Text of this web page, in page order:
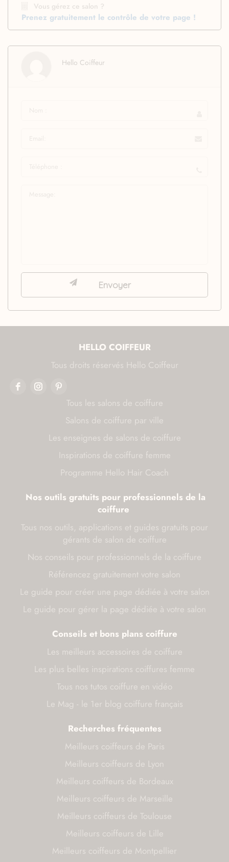
Vous gérez ce salon ?
Prenez gratuitement le contrôle de votre page !
Hello Coiffeur
HELLO COIFFEUR
Tous droits réservés Hello Coiffeur
Tous les salons de coiffure
Salons de coiffure par ville
Les enseignes de salons de coiffure
Inspirations de coiffure femme
Programme Hello Hair Coach
Nos outils gratuits pour professionnels de la
coiffure
Tous nos outils, applications et guides gratuits pour
gérants de salon de coiffure
Nos conseils pour professionnels de la coiffure
Référencez gratuitement votre salon
Le guide pour créer une page dédiée à votre salon
Le guide pour gérer la page dédiée à votre salon
Conseils et bons plans coiffure
Les meilleurs accessoires de coiffure
Les plus belles inspirations coiffures femme
Tous nos tutos coiffure en vidéo
Le Mag - le 1er blog coiffure français
Recherches fréquentes
Meilleurs coiffeurs de Paris
Meilleurs coiffeurs de Lyon
Meilleurs coiffeurs de Bordeaux
Meilleurs coiffeurs de Marseille
Meilleurs coiffeurs de Toulouse
Meilleurs coiffeurs de Lille
Meilleurs coiffeurs de Montpellier